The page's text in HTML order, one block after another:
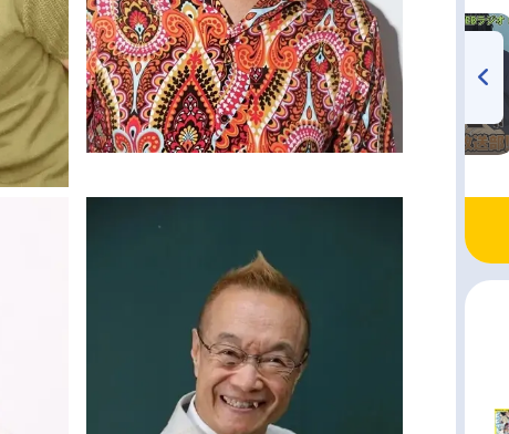
TVアニメ『戦隊大失格』
radio 大直会 2nd season
ハイキュー!! 烏野高校放送部!